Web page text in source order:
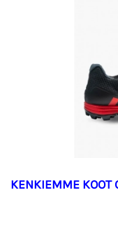
KENKIEMME KOOT